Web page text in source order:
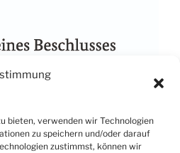
bieten, verwenden wir Technologien
zu speichern und/oder darauf
zustimmst, können wir